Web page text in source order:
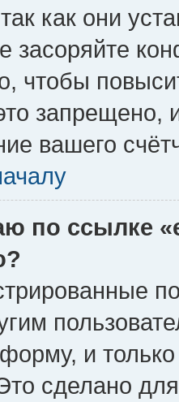
как они
засоряйте
чтобы
запрещено,
вашего
по ссылке
и
сделано